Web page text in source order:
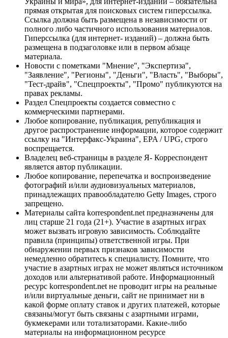
прямая открытая для поисковых систем гиперссылка.
Ссылка должна быть размещена в независимости от
полного либо частичного использования материалов.
Гиперссылка (для интернет- изданий) – должна быть
размещена в подзаголовке или в первом абзаце
материала.
Новости с пометками "Мнение", "Экспертиза",
"Заявление", "Регионы", "Деньги", "Власть", "Выборы",
"Тест-драйв", "Спецпроекты", "Промо" публикуются на
правах рекламы.
Раздел Спецпроекты создается совместно с
коммерческими партнерами.
Любое копирование, публикация, републикация и
другое распространение информации, которое содержит
ссылку на "Интерфакс-Украина", EPA / UPG, строго
воспрещается.
Владелец веб-страницы в разделе Я- Корреспондент
является автор публикации.
Любое копирование, перепечатка и воспроизведение
фотографий и/или аудиовизуальных материалов,
принадлежащих правообладателю Getty Images, строго
запрещено.
Материалы сайта korrespondent.net предназначены для
лиц старше 21 года (21+). Участие в азартных играх
может вызвать игровую зависимость. Соблюдайте
правила (принципы) ответственной игры. При
обнаружении первых признаков зависимости
немедленно обратитесь к специалисту. Помните, что
участие в азартных играх не может являться источником
доходов или альтернативой работе. Информационный
ресурс korrespondent.net не проводит игры на реальные
и/или виртуальные деньги, сайт не принимает ни в
какой форме оплату ставок и других платежей, которые
связаны/могут быть связаны с азартными играми,
букмекерами или тотализаторами. Какие-либо
материалы на информационном ресурсе